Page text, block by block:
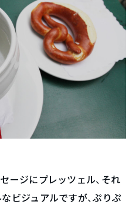
ージにプレッツェル、それ
ビジュアルですが、ぷりぷ